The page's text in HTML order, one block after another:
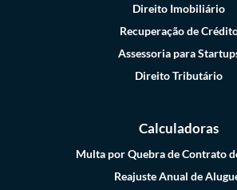
Direito Imobiliário
Recuperação de
Assessoria para
Direito Tributário
Calculadoras
Multa por Quebra de Contrato
Reajuste Anual de